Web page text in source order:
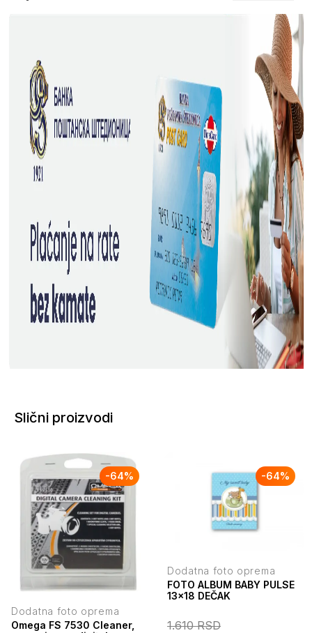
Slični proizvodi
-64%
Dodatna foto oprema
Omega FS 7530 Cleaner,
-64%
Dodatna foto oprema
FOTO ALBUM BABY PULSE
13x18 DEČAK
1.610RSD